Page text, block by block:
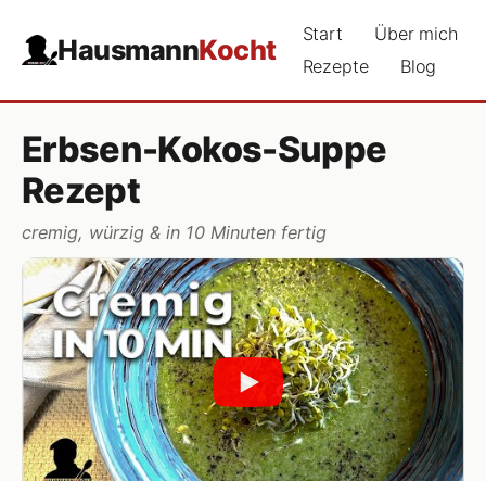
HausmannKocht Start
Über mich
Rezepte
Blog
Erbsen-Kokos-Suppe
Rezept
cremig, würzig & in 10 Minuten fertig